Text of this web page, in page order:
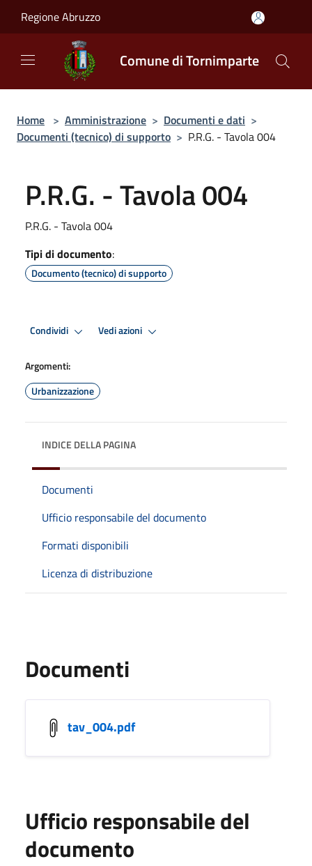
Regione Abruzzo
Comune di Tornimparte
Home > Amministrazione > Documenti e dati >
Documenti (tecnico) di supporto > P.R.G. - Tavola 004
P.R.G. - Tavola 004
P.R.G. - Tavola 004
Tipi di documento:
Documento (tecnico) di supporto
Condividi Vedi azioni
Argomenti:
Urbanizzazione
INDICE DELLA PAGINA
Documenti
Ufficio responsabile del documento
Formati disponibili
Licenza di distribuzione
Documenti
tav_004.pdf
Ufficio responsabile del
documento